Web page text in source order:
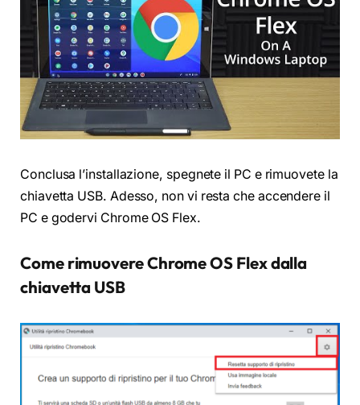
Conclusa l’installazione, spegnete il PC e rimuovete la
chiavetta USB. Adesso, non vi resta che accendere il
PC e godervi Chrome OS Flex.
Come rimuovere Chrome OS Flex dalla
chiavetta USB